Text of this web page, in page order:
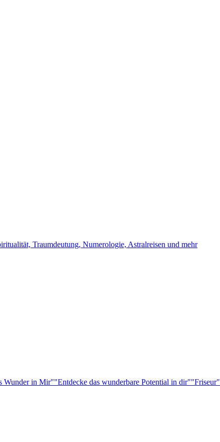
Traumdeutung, Numerologie, Astralreisen und mehr
Wunder in Mir""Entdecke das wunderbare Potential in dir""Friseur"